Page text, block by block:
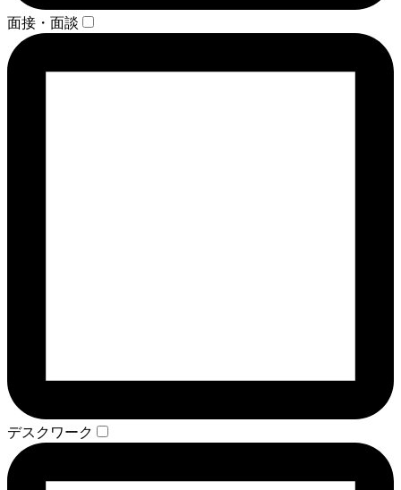
面接・面談
デスクワーク